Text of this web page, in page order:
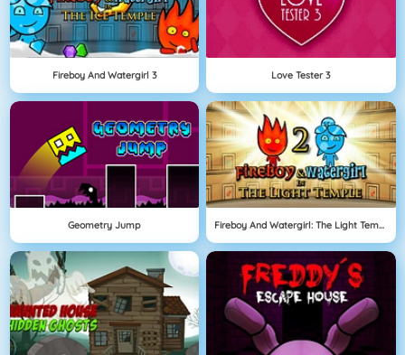
Fireboy And Watergirl 3 Love Tester 3
Geometry Jump Fireboy And Watergirl: The Light Temple